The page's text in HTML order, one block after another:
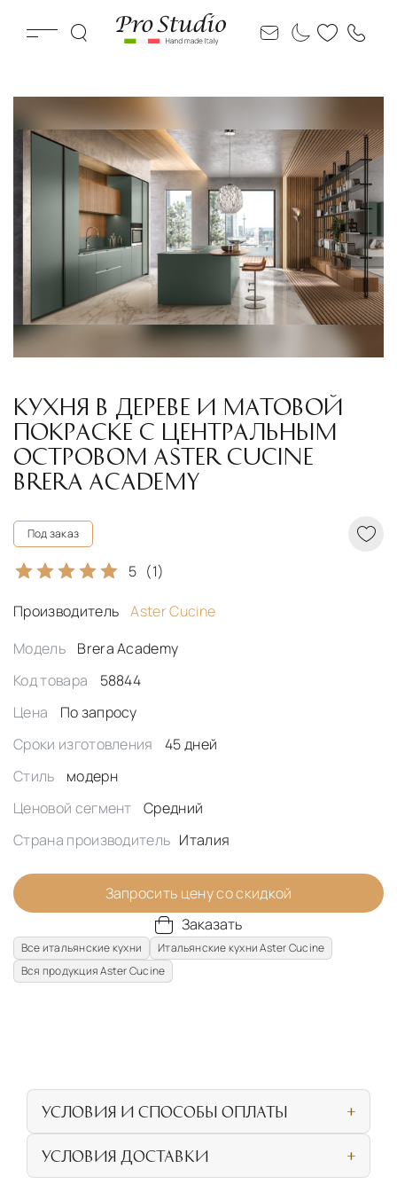
КУХНЯ В ДЕРЕВЕ И МАТОВОЙ
ПОКРАСКЕ С ЦЕНТРАЛЬНЫМ
ОСТРОВОМ ASTER CUCINE
BRERA ACADEMY
Под заказ
5 (1)
Производитель
Aster Cucine
Модель
Brera Academy
Код товара
58844
Цена
По запросу
Сроки изготовления
45 дней
Стиль
модерн
Ценовой сегмент
Средний
Страна производитель Италия
Запросить цену со скидкой
Заказать
Все итальянские кухни
Итальянские кухни Aster Cucine
Вся продукция Aster Cucine
УСЛОВИЯ И СПОСОБЫ ОПЛАТЫ
личном посещении нашего салона
УСЛОВИЯ ДОСТАВКИ